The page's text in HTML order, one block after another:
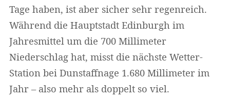
Tage haben, ist aber sicher sehr regenreich.
Während die Hauptstadt Edinburgh im
Jahresmittel um die 700 Millimeter
Niederschlag hat, misst die nächste Wetter-
Station bei Dunstaffnage 1.680 Millimeter im
Jahr – also mehr als doppelt so viel.